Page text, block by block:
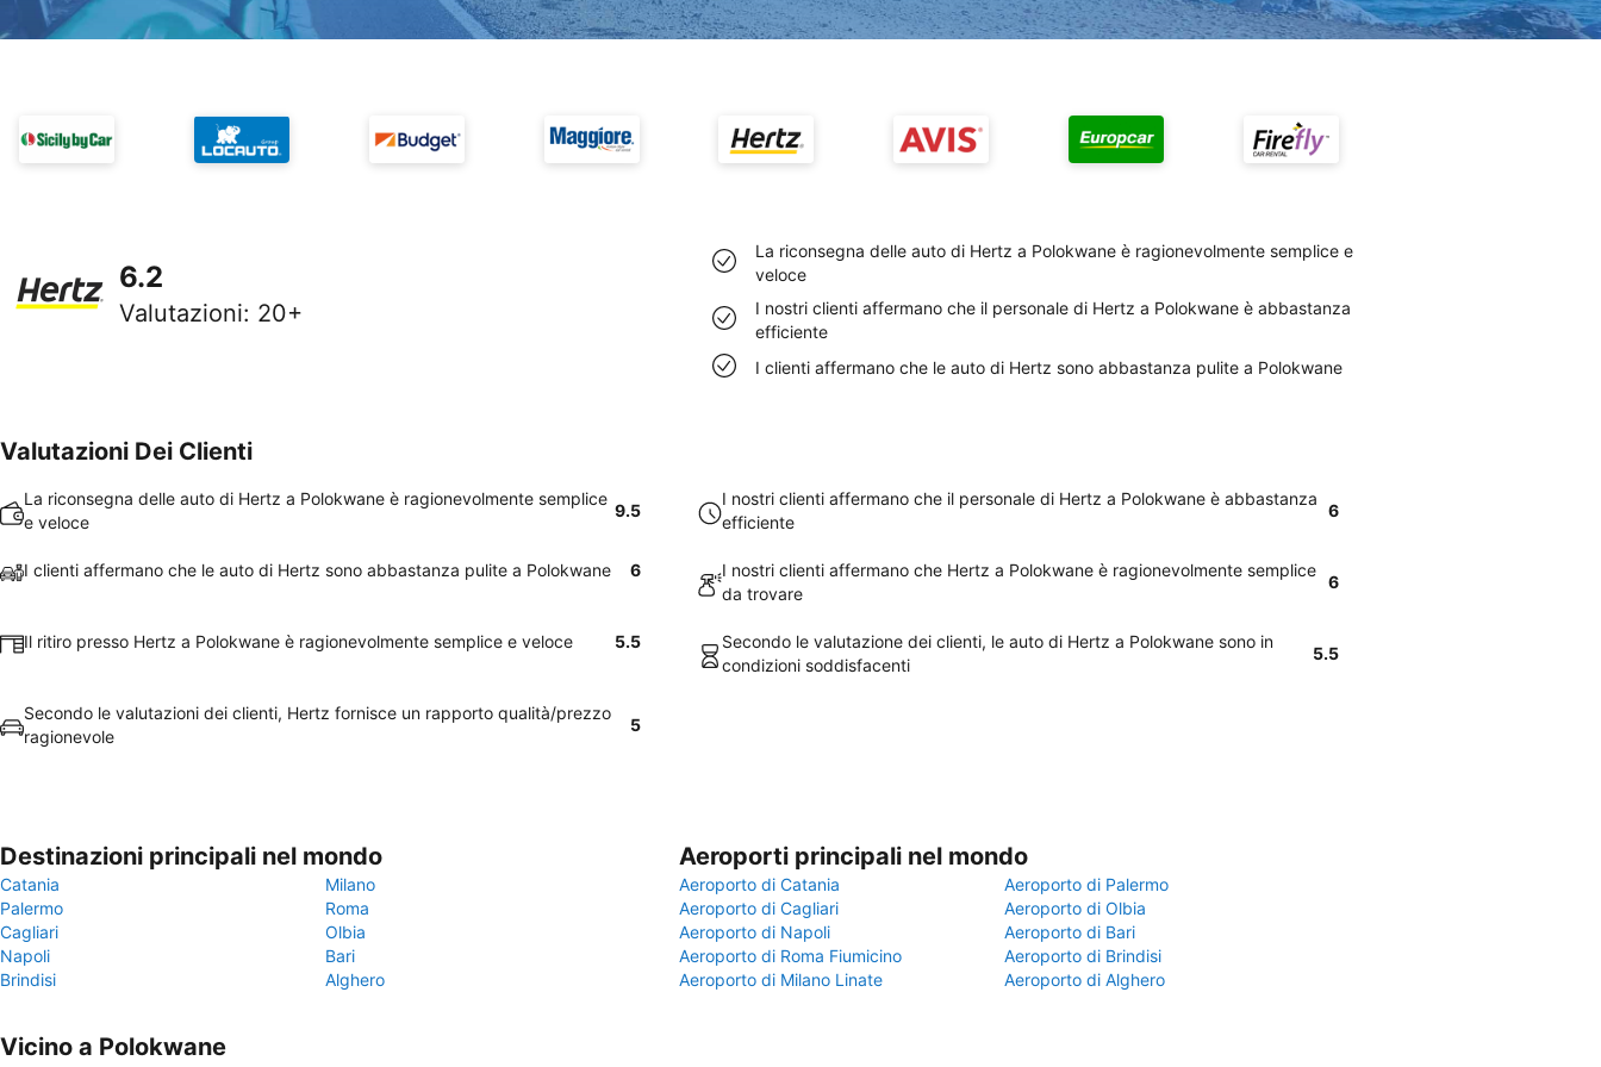
6.2
Valutazioni: 20+
La riconsegna delle auto di Hertz a Polokwane è ragionevolmente semplice e
veloce
I nostri clienti affermano che il personale di Hertz a Polokwane è abbastanza
efficiente
I clienti affermano che le auto di Hertz sono abbastanza pulite a Polokwane
Valutazioni Dei Clienti
La riconsegna delle auto di Hertz a Polokwane è ragionevolmente semplice
e veloce
9.5
I nostri clienti affermano che il personale di Hertz a Polokwane è abbastanza
efficiente
6
I clienti affermano che le auto di Hertz sono abbastanza pulite a Polokwane 6
I nostri clienti affermano che Hertz a Polokwane è ragionevolmente semplice
da trovare
6
Il ritiro presso Hertz a Polokwane è ragionevolmente semplice e veloce 5.5
Secondo le valutazione dei clienti, le auto di Hertz a Polokwane sono in
condizioni soddisfacenti
5.5
Secondo le valutazioni dei clienti, Hertz fornisce un rapporto qualità/prezzo
ragionevole
5
Destinazioni principali nel mondo
Catania
Milano
Palermo
Roma
Cagliari
Olbia
Napoli
Bari
Brindisi
Alghero
Aeroporti principali nel mondo
Aeroporto di Catania
Aeroporto di Palermo
Aeroporto di Cagliari
Aeroporto di Olbia
Aeroporto di Napoli
Aeroporto di Bari
Aeroporto di Roma Fiumicino
Aeroporto di Brindisi
Aeroporto di Milano Linate
Aeroporto di Alghero
Vicino a Polokwane